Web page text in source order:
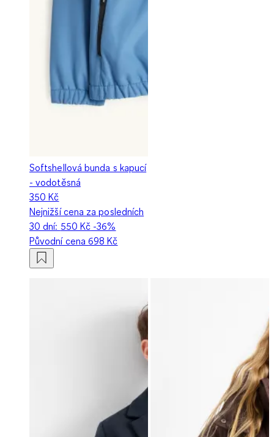
Softshellová bunda s kapucí
- vodotěsná
350 Kč
Nejnižší cena za posledních
30 dní: 550 Kč -36%
Původní cena698 Kč